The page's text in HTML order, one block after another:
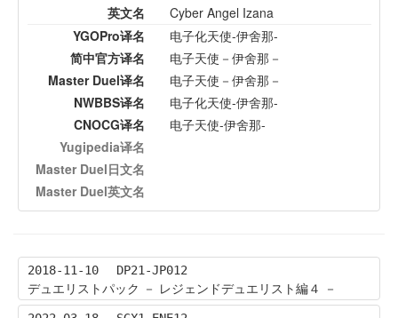
英文名
Cyber Angel Izana
YGOPro译名
电子化天使-伊舍那-
简中官方译名
电子天使－伊舍那－
Master Duel译名
电子天使－伊舍那－
NWBBS译名
电子化天使-伊舍那-
CNOCG译名
电子天使-伊舍那-
Yugipedia译名
Master Duel日文名
Master Duel英文名
2018-11-10 DP21-JP012
デュエリストパック － レジェンドデュエリスト編４ －